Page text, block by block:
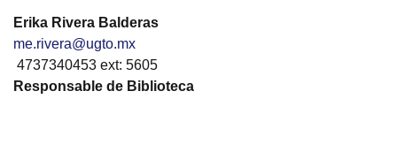
Erika Rivera Balderas
me.rivera@ugto.mx
4737340453 ext: 5605
Responsable de Biblioteca